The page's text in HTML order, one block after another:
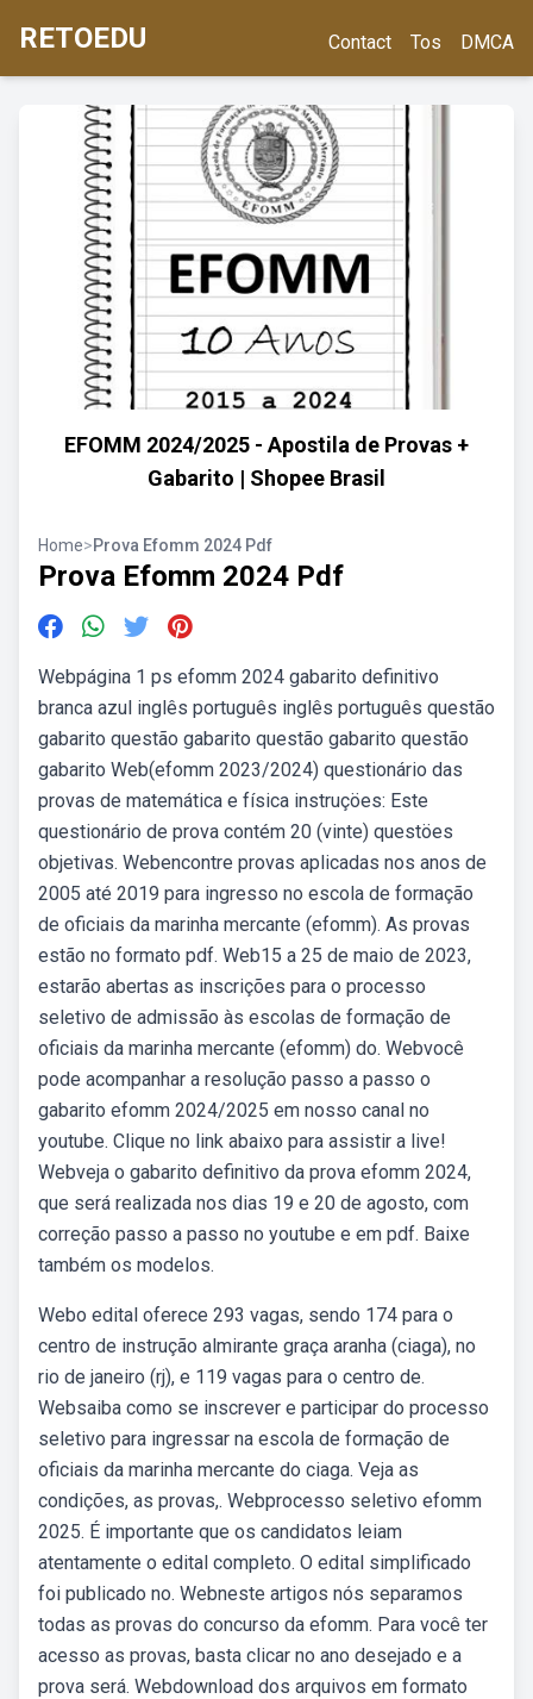
RETOEDU Contact Tos DMCA
EFOMM 2024/2025 - Apostila de Provas +
Gabarito | Shopee Brasil
Home>Prova Efomm 2024 Pdf
Prova Efomm 2024 Pdf
Webpágina 1 ps efomm 2024 gabarito definitivo
branca azul inglês português inglês português questão
gabarito questão gabarito questão gabarito questão
gabarito Web(efomm 2023/2024) questionário das
provas de matemática e física instruçöes: Este
questionário de prova contém 20 (vinte) questöes
objetivas. Webencontre provas aplicadas nos anos de
2005 até 2019 para ingresso no escola de formação
de oficiais da marinha mercante (efomm). As provas
estão no formato pdf. Web15 a 25 de maio de 2023,
estarão abertas as inscrições para o processo
seletivo de admissão às escolas de formação de
oficiais da marinha mercante (efomm) do. Webvocê
pode acompanhar a resolução passo a passo o
gabarito efomm 2024/2025 em nosso canal no
youtube. Clique no link abaixo para assistir a live!
Webveja o gabarito definitivo da prova efomm 2024,
que será realizada nos dias 19 e 20 de agosto, com
correção passo a passo no youtube e em pdf. Baixe
também os modelos.
Webo edital oferece 293 vagas, sendo 174 para o
centro de instrução almirante graça aranha (ciaga), no
rio de janeiro (rj), e 119 vagas para o centro de.
Websaiba como se inscrever e participar do processo
seletivo para ingressar na escola de formação de
oficiais da marinha mercante do ciaga. Veja as
condições, as provas,. Webprocesso seletivo efomm
2025. É importante que os candidatos leiam
atentamente o edital completo. O edital simplificado
foi publicado no. Webneste artigos nós separamos
todas as provas do concurso da efomm. Para você ter
acesso as provas, basta clicar no ano desejado e a
prova será. Webdownload dos arquivos em formato